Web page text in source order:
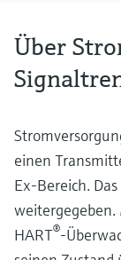
Über
einen
Ex-Bereich.
HART®-